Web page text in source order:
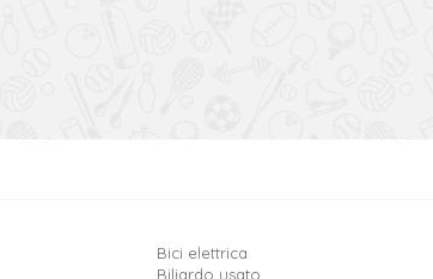
Bici elettrica
Biliardo usato